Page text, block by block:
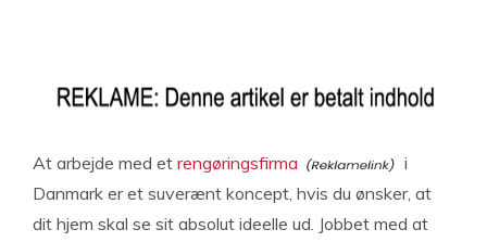
At arbejde med et rengøringsfirma
i
Danmark er et suverænt koncept, hvis du ønsker, at
dit hjem skal se sit absolut ideelle ud. Jobbet med at